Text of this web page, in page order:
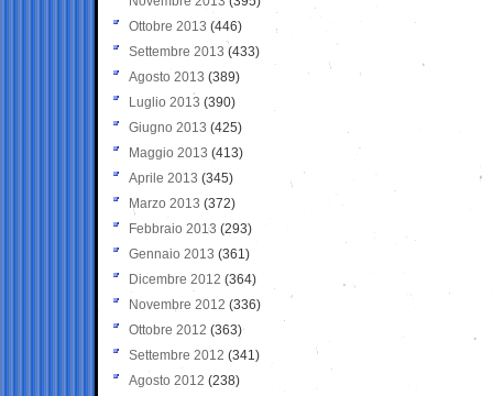
Ottobre 2013 (446)
Settembre 2013 (433)
Agosto 2013 (389)
Luglio 2013 (390)
Giugno 2013 (425)
Maggio 2013 (413)
Aprile 2013 (345)
Marzo 2013 (372)
Febbraio 2013 (293)
Gennaio 2013 (361)
Dicembre 2012 (364)
Novembre 2012 (336)
Ottobre 2012 (363)
Settembre 2012 (341)
Agosto 2012 (238)